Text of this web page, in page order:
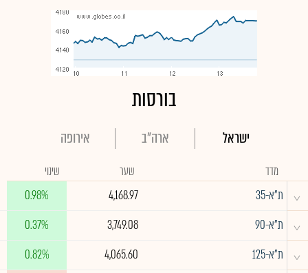
בורסות
ישראל ארה"ב אירופה
מדד שער שינוי
^ ת"א-35 4,168.97
0.98%
^ ת"א-90 3,749.08
0.37%
^ ת"א-125 4,065.60
0.82%